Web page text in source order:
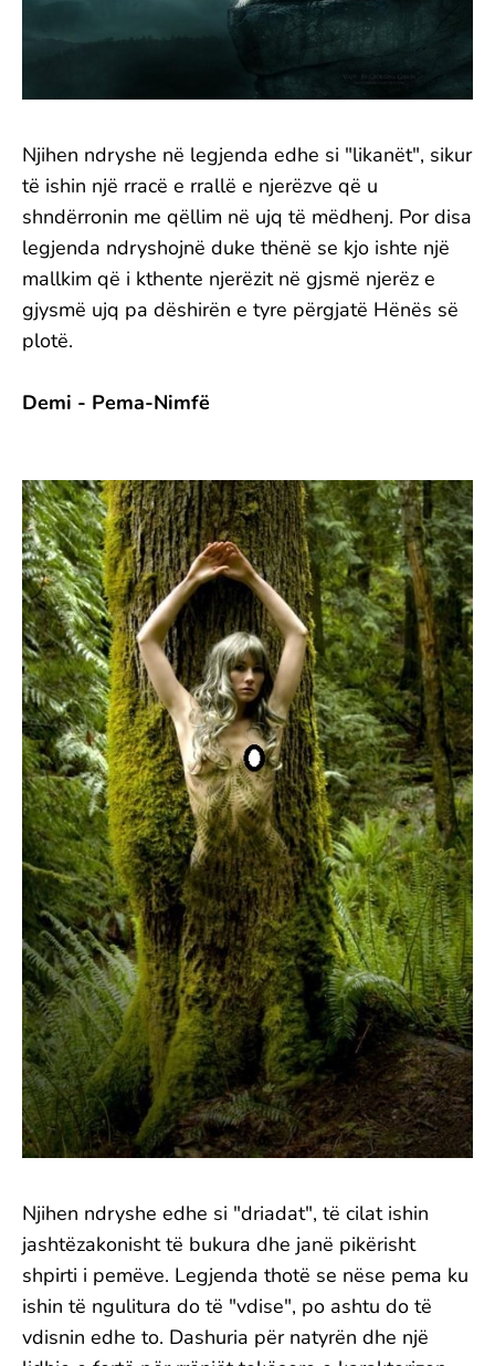
Njihen ndryshe në legjenda edhe si "likanët", sikur
të ishin një rracë e rrallë e njerëzve që u
shndërronin me qëllim në ujq të mëdhenj. Por disa
legjenda ndryshojnë duke thënë se kjo ishte një
mallkim që i kthente njerëzit në gjsmë njerëz e
gjysmë ujq pa dëshirën e tyre përgjatë Hënës së
plotë.
Demi - Pema-Nimfë
Njihen ndryshe edhe si "driadat", të cilat ishin
jashtëzakonisht të bukura dhe janë pikërisht
shpirti i pemëve. Legjenda thotë se nëse pema ku
ishin të ngulitura do të "vdise", po ashtu do të
vdisnin edhe to. Dashuria për natyrën dhe një